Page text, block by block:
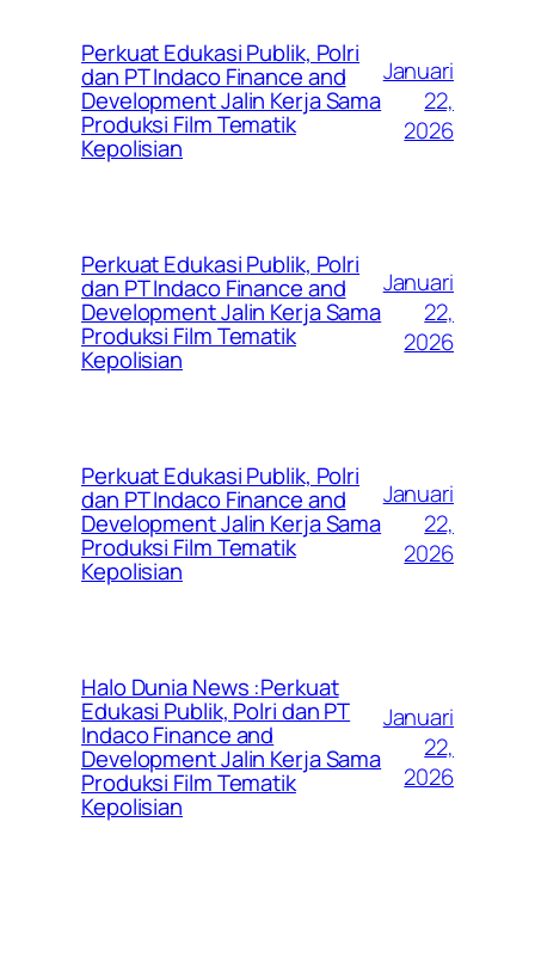
Perkuat Edukasi Publik, Polri
dan PT Indaco Finance and
Development Jalin Kerja Sama
Produksi Film Tematik
Kepolisian
Januari
22,
2026
Perkuat Edukasi Publik, Polri
dan PT Indaco Finance and
Development Jalin Kerja Sama
Produksi Film Tematik
Kepolisian
Januari
22,
2026
Perkuat Edukasi Publik, Polri
dan PT Indaco Finance and
Development Jalin Kerja Sama
Produksi Film Tematik
Kepolisian
Januari
22,
2026
Halo Dunia News :Perkuat
Edukasi Publik, Polri dan PT
Indaco Finance and
Development Jalin Kerja Sama
Produksi Film Tematik
Kepolisian
Januari
22,
2026